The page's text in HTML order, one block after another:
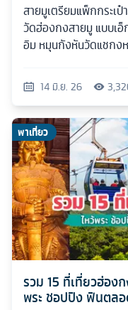
สายมูเตรียมแพ็กกระเป๋
วัดฮ่องกงสายมู แบบเ
อิม หมุนกังหันวัดแชกงห
14 มิ.ย. 26
พาเที่ยว
รวม 15 ที่เที่ยวฮ่อง
พระ ชอปปิง ฟินตล